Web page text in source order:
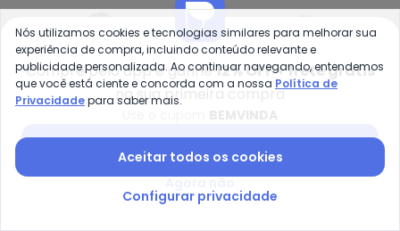
-33% -73% NEW
Compre pelo app e ganhe12% OFF + frete grátis
na sua primeira compra
Nós utilizamos cookies e tecnologias similares para melhorar sua
experiência de compra, incluindo conteúdo relevante e
publicidade personalizada. Ao continuar navegando, entendemos
que você está ciente e concorda com a nossa Política de
Privacidadepara saber mais.
Aceitar todos os cookies
Configurar privacidade